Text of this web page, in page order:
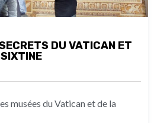
DU VATICAN ET
musées du Vatican et de la